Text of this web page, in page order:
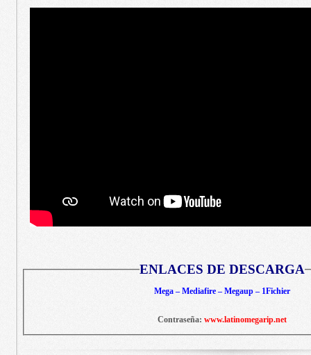
ENLACES DE DESCARGA
Mega – Mediafire – Megaup – 1Fichier
Contraseña: www.latinomegarip.net